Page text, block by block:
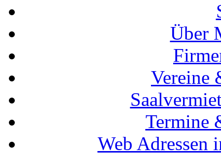
Über
Vereine
Termine
Web Adressen